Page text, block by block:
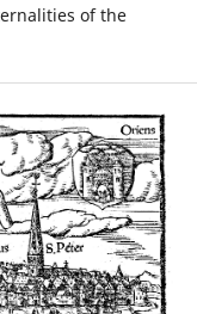
of the